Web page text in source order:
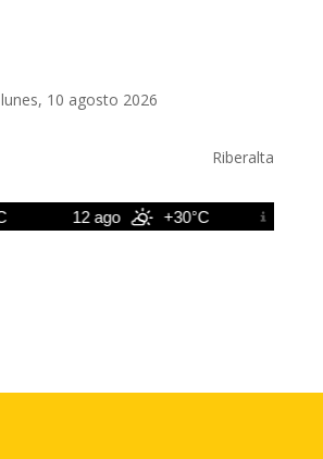
lunes, 10 agosto 2026
Riberalta
12 ago +30°C 13 ago